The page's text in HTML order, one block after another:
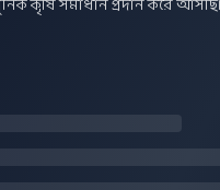
কৃষি সমাধান প্রদান করে আসছি।